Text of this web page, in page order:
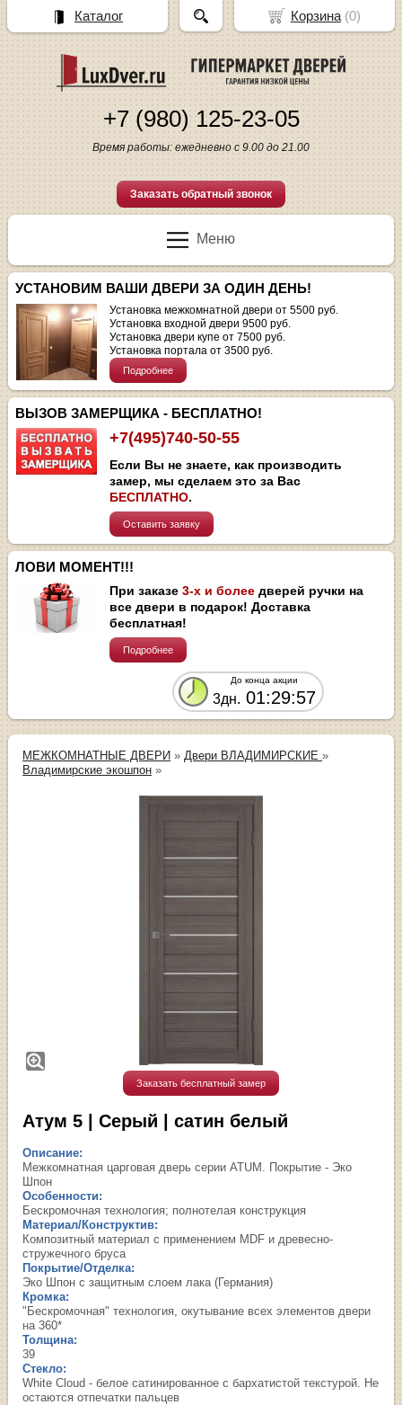
+7 (980) 125-23-05
Время работы: ежедневно с 9.00 до 21.00
Заказать обратный звонок
Меню
УСТАНОВИМ ВАШИ ДВЕРИ ЗА ОДИН ДЕНЬ!
Установка межкомнатной двери от 5500 руб.
Установка входной двери 9500 руб.
Установка двери купе от 7500 руб.
Установка портала от 3500 руб.
Подробнее
ВЫЗОВ ЗАМЕРЩИКА - БЕСПЛАТНО!
+7(495)740-50-55
Если Вы не знаете, как производить
замер, мы сделаем это за Вас
БЕСПЛАТНО.
Оставить заявку
ЛОВИ МОМЕНТ!!!
При заказе3-х и более дверей ручки на
все двери в подарок! Доставка
бесплатная!
Подробнее
До конца акции
3дн. 01:29:57
МЕЖКОМНАТНЫЕ ДВЕРИ » Двери ВЛАДИМИРСКИЕ»
Владимирские экошпон »
Заказать бесплатный замер
Атум 5 | Серый | сатин белый
Описание:
Межкомнатная царговая дверь серии ATUM. Покрытие - Эко
Шпон
Особенности:
Бескромочная технология; полнотелая конструкция
Материал/Конструктив:
Композитный материал с применением MDF и древесно-
стружечного бруса
Покрытие/Отделка:
Эко Шпон с защитным слоем лака (Германия)
Кромка:
"Бескромочная" технология, окутывание всех элементов двери
на 360*
Толщина:
39
Стекло:
White Cloud - белое сатинированное с бархатистой текстурой. Не
остаются отпечатки пальцев
Корзина(0)
Каталог